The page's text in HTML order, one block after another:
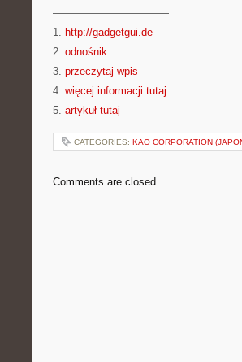
———————————
1. http://gadgetgui.de
2. odnośnik
3. przeczytaj wpis
4. więcej informacji tutaj
5. artykuł tutaj
CATEGORIES: KAO CORPORATION
Comments are closed.